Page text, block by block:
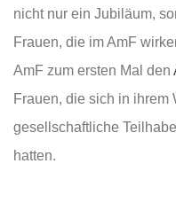
nicht nur ein Jubiläum,
Frauen, die im AmF
AmF zum ersten Mal den
Frauen, die sich in ihrem
gesellschaftliche
hatten.